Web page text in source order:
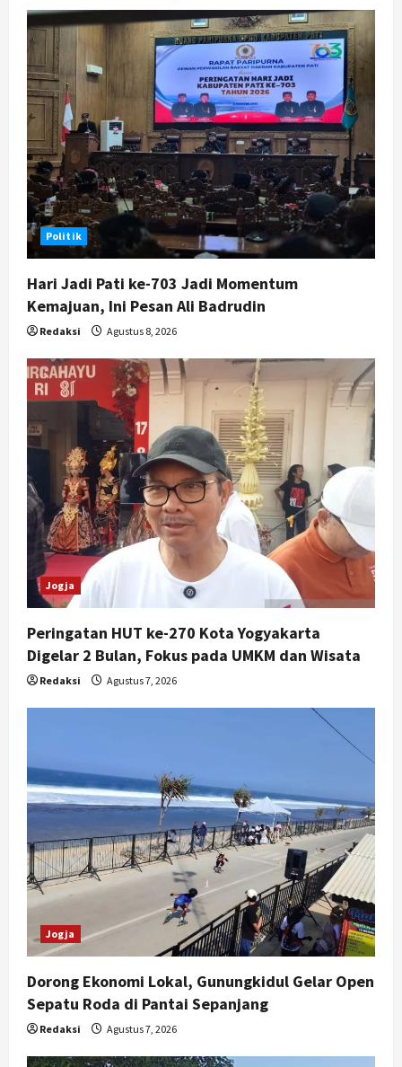
Dorong Ekonomi Lokal,
Gunungkidul Gelar Open Sepatu
Roda di Pantai Sepanjang
Agustus 7, 2026
4
Politik
Cagar Budaya RSUD Soewondo Jadi
Sorotan, Hasil Kajian Tim Provinsi
Segera Keluar
Agustus 7, 2026
5
Nasional
BRIN Kembangkan Sepatu Murah
Mulai Rp75 Ribu untuk Sekolah
Rakyat
Agustus 7, 2026
Politik
Hari Jadi Pati ke-703 Jadi Momentum
Kemajuan, Ini Pesan Ali Badrudin
Redaksi Agustus 8, 2026
Jogja
Peringatan HUT ke-270 Kota Yogyakarta
Digelar 2 Bulan, Fokus pada UMKM dan Wisata
Redaksi Agustus 7, 2026
Jogja
Dorong Ekonomi Lokal, Gunungkidul Gelar Open
Sepatu Roda di Pantai Sepanjang
Redaksi Agustus 7, 2026